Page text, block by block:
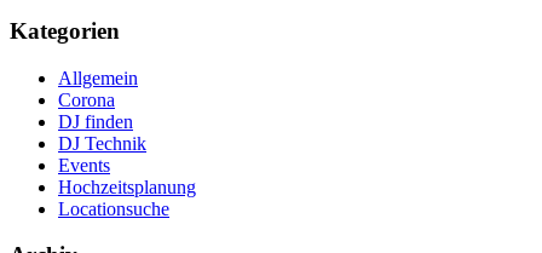
Kategorien
Allgemein
Corona
DJ finden
DJ Technik
Events
Hochzeitsplanung
Locationsuche